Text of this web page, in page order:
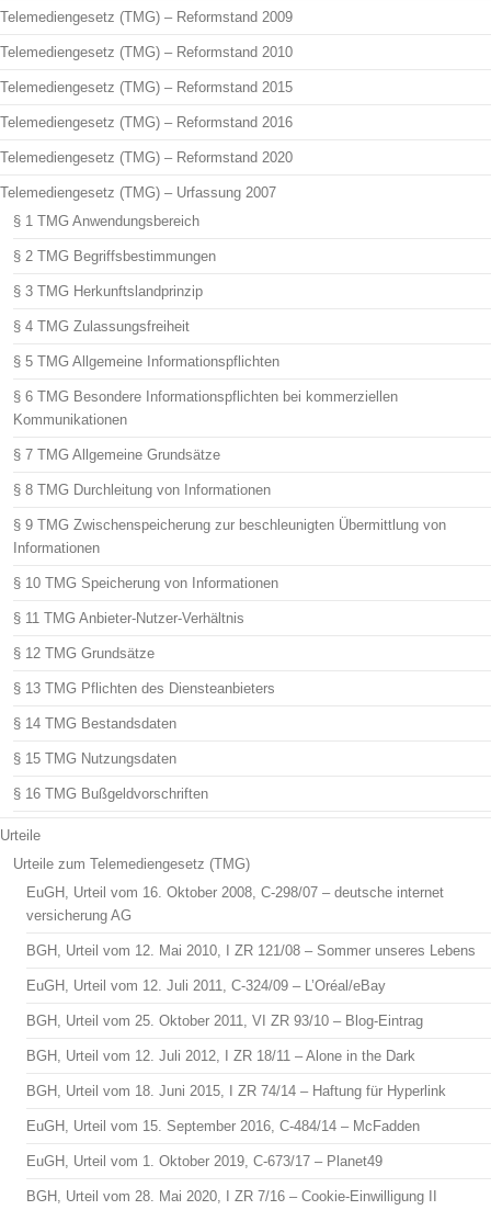
Telemediengesetz (TMG) – Reformstand 2009
Telemediengesetz (TMG) – Reformstand 2010
Telemediengesetz (TMG) – Reformstand 2015
Telemediengesetz (TMG) – Reformstand 2016
Telemediengesetz (TMG) – Reformstand 2020
Telemediengesetz (TMG) – Urfassung 2007
§ 1 TMG Anwendungsbereich
§ 2 TMG Begriffsbestimmungen
§ 3 TMG Herkunftslandprinzip
§ 4 TMG Zulassungsfreiheit
§ 5 TMG Allgemeine Informationspflichten
§ 6 TMG Besondere Informationspflichten bei kommerziellen
Kommunikationen
§ 7 TMG Allgemeine Grundsätze
§ 8 TMG Durchleitung von Informationen
§ 9 TMG Zwischenspeicherung zur beschleunigten Übermittlung von
Informationen
§ 10 TMG Speicherung von Informationen
§ 11 TMG Anbieter-Nutzer-Verhältnis
§ 12 TMG Grundsätze
§ 13 TMG Pflichten des Diensteanbieters
§ 14 TMG Bestandsdaten
§ 15 TMG Nutzungsdaten
§ 16 TMG Bußgeldvorschriften
Urteile
Urteile zum Telemediengesetz (TMG)
EuGH, Urteil vom 16. Oktober 2008, C-298/07 – deutsche internet
versicherung AG
BGH, Urteil vom 12. Mai 2010, I ZR 121/08 – Sommer unseres Lebens
EuGH, Urteil vom 12. Juli 2011, C-324/09 – L’Oréal/eBay
BGH, Urteil vom 25. Oktober 2011, VI ZR 93/10 – Blog-Eintrag
BGH, Urteil vom 12. Juli 2012, I ZR 18/11 – Alone in the Dark
BGH, Urteil vom 18. Juni 2015, I ZR 74/14 – Haftung für Hyperlink
EuGH, Urteil vom 15. September 2016, C-484/14 – McFadden
EuGH, Urteil vom 1. Oktober 2019, C-673/17 – Planet49
BGH, Urteil vom 28. Mai 2020, I ZR 7/16 – Cookie-Einwilligung II